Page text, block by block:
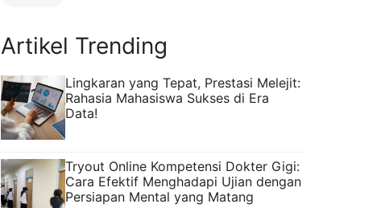
Artikel Trending
Lingkaran yang Tepat, Prestasi Melejit:
Rahasia Mahasiswa Sukses di Era
Data!
Tryout Online Kompetensi Dokter Gigi:
Cara Efektif Menghadapi Ujian dengan
Persiapan Mental yang Matang